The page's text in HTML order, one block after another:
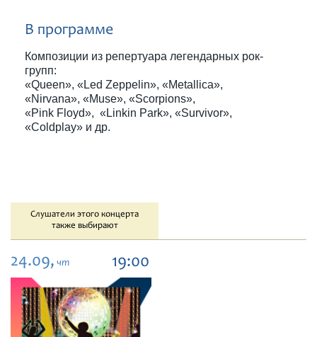
В программе
Композиции из репертуара легендарных рок-
групп:
«Queen», «Led Zeppelin», «Metallica»,
«Nirvana», «Muse», «Scorpions»,
«Pink Floyd», «Linkin Park», «Survivor»,
«Coldplay» и др.
Слушатели этого концерта
также выбирают
24.09, чт 19:00